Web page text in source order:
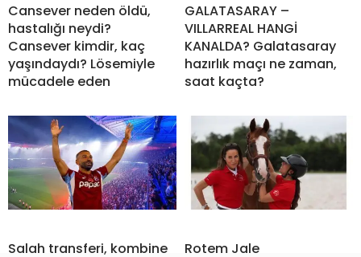
Cansever neden öldü,
hastalığı neydi?
Cansever kimdir, kaç
yaşındaydı? Lösemiyle
mücadele eden
GALATASARAY –
VILLARREAL HANGİ
KANALDA? Galatasaray
hazırlık maçı ne zaman,
saat kaçta?
Salah transferi, kombine
Rotem Jale